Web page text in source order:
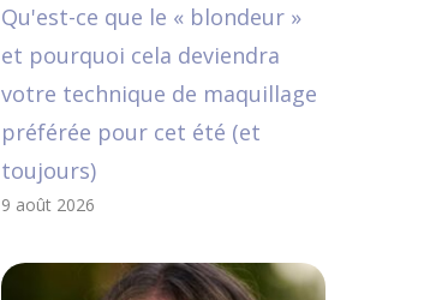
Qu'est-ce que le « blondeur »
et pourquoi cela deviendra
votre technique de maquillage
préférée pour cet été (et
toujours)
9 août 2026